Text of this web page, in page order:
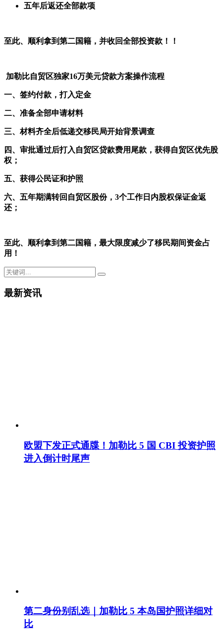
五年后返还全部款项
至此、顺利拿到第二国籍，并收回全部投资款！！
加勒比自贸区独家16万美元贷款方案操作流程
一、签约付款，打入定金
二、准备全部申请材料
三、材料齐全后低递交移民局开始背景调查
四、审批通过后打入自贸区贷款费用尾款，获得自贸区优先股
权；
五、获得公民证和护照
六、五年期满转回自贸区股份，3个工作日内股权保证金返
还；
至此、顺利拿到第二国籍，最大限度减少了移民期间资金占
用！
最新资讯
欧盟下发正式通牒！加勒比 5 国 CBI 投资护照
进入倒计时尾声
第二身份别乱选｜加勒比 5 本岛国护照详细对
比